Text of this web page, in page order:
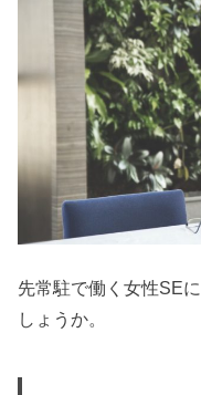
先常駐で働く女性SE
しょうか。